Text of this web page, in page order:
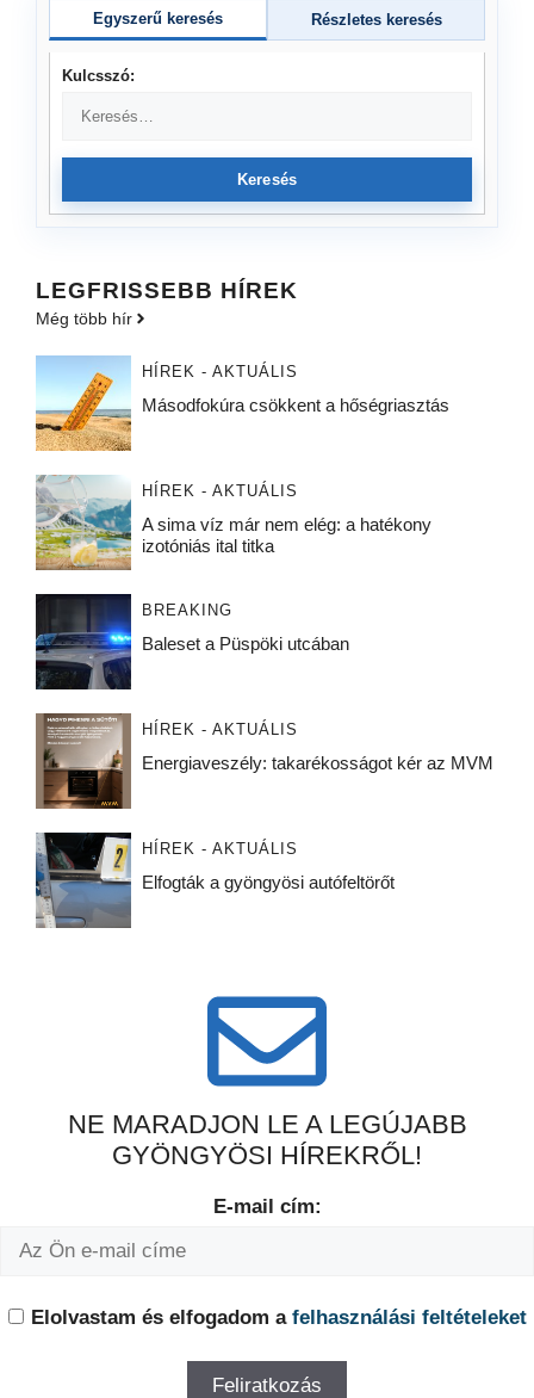
Egyszerű keresés Részletes keresés
Kulcsszó:
Keresés
LEGFRISSEBB HÍREK
Még több hír
HÍREK - AKTUÁLIS
Másodfokúra csökkent a hőségriasztás
HÍREK - AKTUÁLIS
A sima víz már nem elég: a hatékony
izotóniás ital titka
BREAKING
Baleset a Püspöki utcában
HÍREK - AKTUÁLIS
Energiaveszély: takarékosságot kér az MVM
HÍREK - AKTUÁLIS
Elfogták a gyöngyösi autófeltörőt
NE MARADJON LE A LEGÚJABB
GYÖNGYÖSI HÍREKRŐL!
E-mail cím:
Elolvastam és elfogadom a felhasználási feltételeket